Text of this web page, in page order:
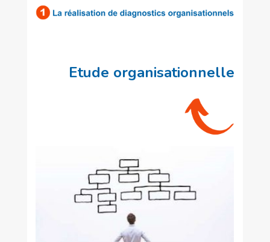
Etude organisationnelle